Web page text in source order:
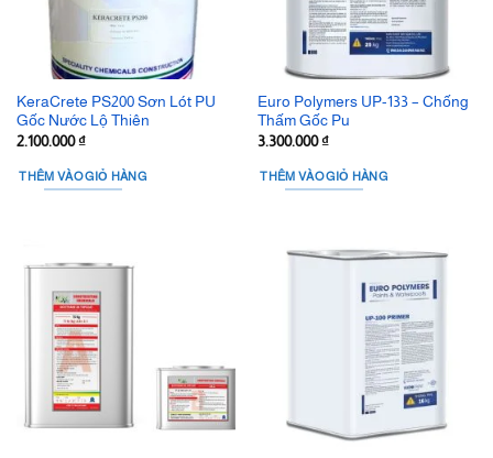
KeraCrete PS200 Sơn Lót PU
Gốc Nước Lộ Thiên
2.100.000₫
THÊM VÀO GIỎ HÀNG
Euro Polymers UP-133 – Chống
Thấm Gốc Pu
3.300.000₫
THÊM VÀO GIỎ HÀNG